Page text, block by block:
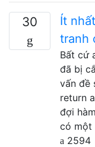
30
Ít
tranh
Bất cứ
đã bị
vấn đề
return
đợi
có một
2594